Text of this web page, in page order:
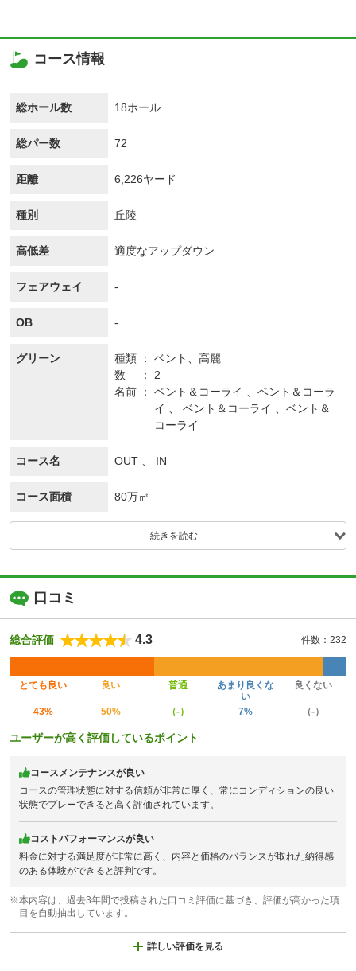
コース情報
総ホール数 18ホール
総パー数 72
距離 6,226ヤード
種別 丘陵
高低差 適度なアップダウン
フェアウェイ -
OB -
グリーン 種類 ベント、高麗
数
2
名前
ベント＆コーライ 、ベント＆コーラ
イ 、 ベント＆コーライ 、ベント＆
コーライ
コース名 OUT 、 IN
コース面積 80万㎡
続きを読む
口コミ
総合評価 4.3 件数：232
とても良い 良い 普通
あまり良くな
い
良くない
43% 50% （-） 7% （-）
ユーザーが高く評価しているポイント
コースメンテナンスが良い
コースの管理状態に対する信頼が非常に厚く、常にコンディションの良い
状態でプレーできると高く評価されています。
コストパフォーマンスが良い
料金に対する満足度が非常に高く、内容と価格のバランスが取れた納得感
のある体験ができると評判です。
※本内容は、過去3年間で投稿された口コミ評価に基づき、評価が高かった項
目を自動抽出しています。
詳しい評価を見る